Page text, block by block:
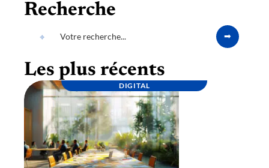
Recherche
Les plus récents
DIGITAL